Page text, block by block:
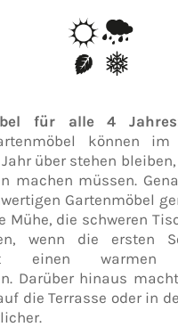
für alle 4
können im
über stehen
machen müssen.
Gartenmöbel
Mühe, die schweren
wenn die ersten
einen warmen
Darüber hinaus
die Terrasse oder in